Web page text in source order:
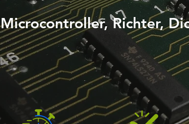
Microcontroller, Richter,